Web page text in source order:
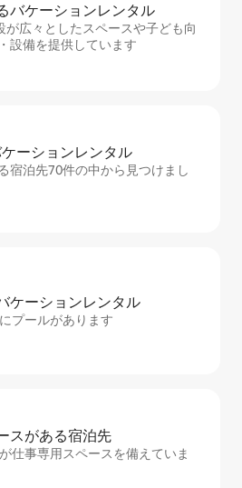
バ⁠ケ⁠ー⁠シ⁠ョ⁠ンレ⁠ン⁠タ⁠ル
が広々としたスペースや子ども向
設備を提供しています
ー⁠シ⁠ョ⁠ンレ⁠ン⁠タ⁠ル
宿泊先70件の中から見つけまし
ケ⁠ー⁠シ⁠ョ⁠ンレ⁠ン⁠タ⁠ル
プールがあります
スがあ⁠る宿⁠泊⁠先
仕事専用スペースを備えていま